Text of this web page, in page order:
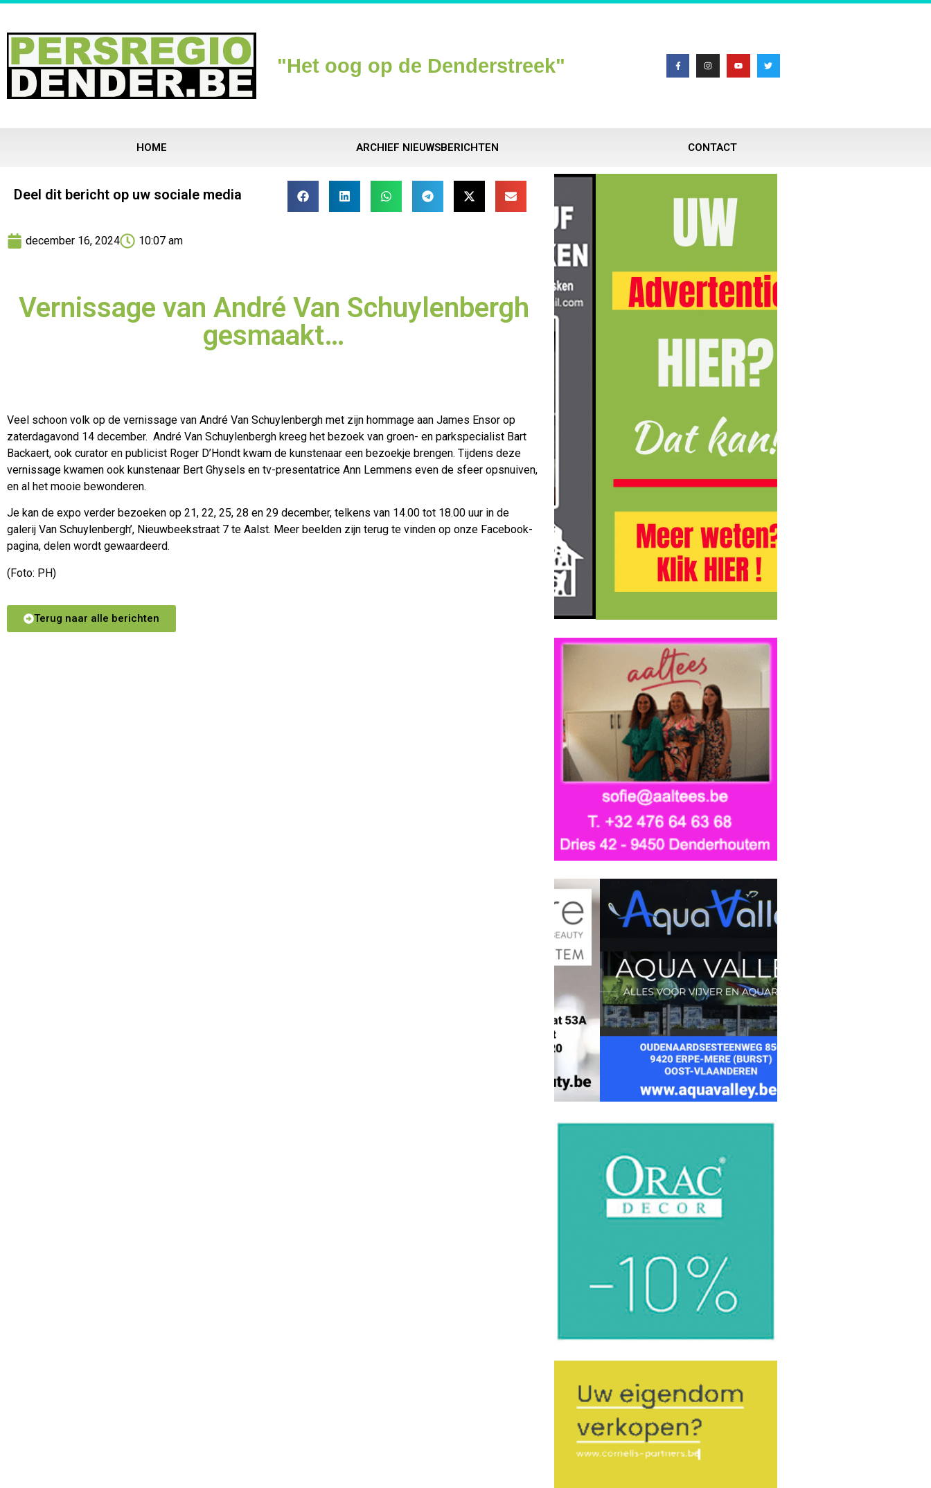
"Het oog op de Denderstreek"
HOME ARCHIEF NIEUWSBERICHTEN CONTACT
Deel dit bericht op uw sociale media
december 16, 2024 10:07 am
Vernissage van André Van Schuylenbergh
gesmaakt…
Veel schoon volk op de vernissage van André Van Schuylenbergh met zijn hommage aan James Ensor op
zaterdagavond 14 december. André Van Schuylenbergh kreeg het bezoek van groen- en parkspecialist Bart
Backaert, ook curator en publicist Roger D’Hondt kwam de kunstenaar een bezoekje brengen. Tijdens deze
vernissage kwamen ook kunstenaar Bert Ghysels en tv-presentatrice Ann Lemmens even de sfeer opsnuiven,
en al het mooie bewonderen.
Je kan de expo verder bezoeken op 21, 22, 25, 28 en 29 december, telkens van 14.00 tot 18.00 uur in de
galerij Van Schuylenbergh’, Nieuwbeekstraat 7 te Aalst. Meer beelden zijn terug te vinden op onze Facebook-
pagina, delen wordt gewaardeerd.
(Foto: PH)
Terug naar alle berichten